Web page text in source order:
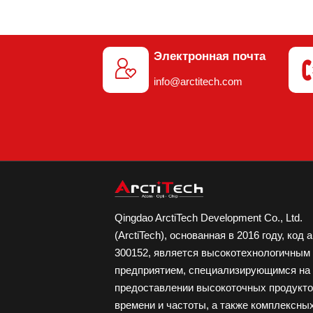

Электронная почта
info@arctitech.com
Qingdao ArctiTech Development Co., Ltd.
(ArctiTech), основанная в 2016 году, код
300152, является высокотехнологичным
предприятием, специализирующимся на
предоставлении высокоточных
времени и частоты, а также